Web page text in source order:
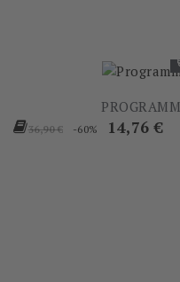
Prezzo
36,90 € -60% Prezzo
14,76 €